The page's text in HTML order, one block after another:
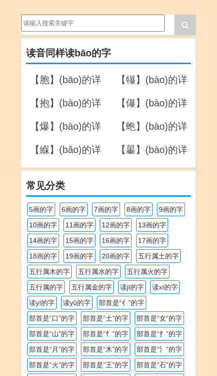
读音同样读bāo的字
【胞】(bāo)的详
【犦】(bào)的详
【抱】(bào)的详
【儤】(bào)的详
【爆】(bào)的详
【蚫】(bào)的详
【緥】(bǎo)的详
【曓】(bào)的详
常见分类
5画的字 6画的字 7画的字 8画的字
9画的字
10画的字
11画的字 12画的字
13画的字
14画的字
15画的字 16画的字
17画的字
18画的字
19画的字 20画的字
五行属土的字
五行属木的字
五行属水的字
五行属火的字
五行属的字
五行属金的字 读jī的字
读xí的字
读yī的字
读yǔ的字
部首是“亻”的字
部首是“口”的字
部首是“土”的字
部首是“女”的字
部首是“山”的字
部首是“忄”的字
部首是“扌”的字
部首是“月”的字
部首是“木”的字
部首是“氵”的字
部首是“火”的字
部首是“王”的字
部首是“石”的字